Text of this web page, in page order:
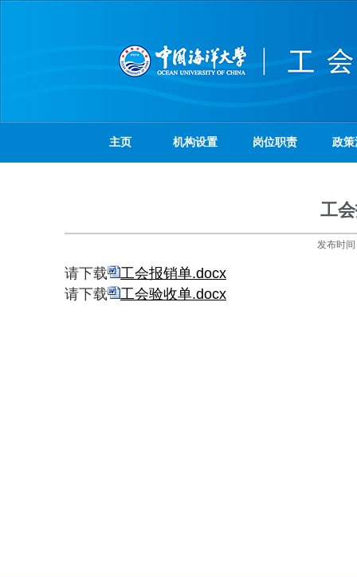
主页 机构设置 岗位职责 政策
工
发布时
请下载
工会报销单.docx
请下载
工会验收单.docx